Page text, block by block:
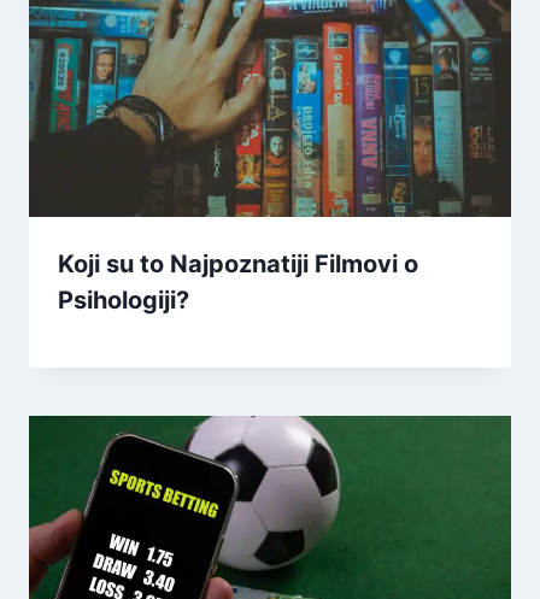
Koji su to Najpoznatiji Filmovi o
Psihologiji?